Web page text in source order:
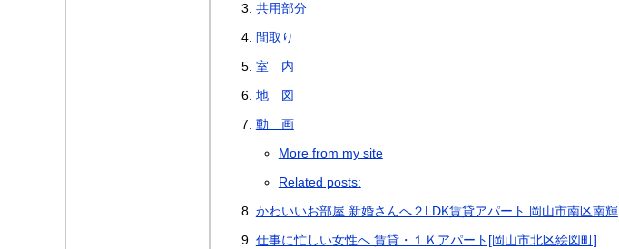
共用部分
間取り
室 内
地 図
動 画
More from my site
Related posts:
かわいいお部屋 新婚さんへ２LDK賃貸アパート 岡山市南区南輝
仕事に忙しい女性へ 賃貸・１Ｋアパート[岡山市北区絵図町]